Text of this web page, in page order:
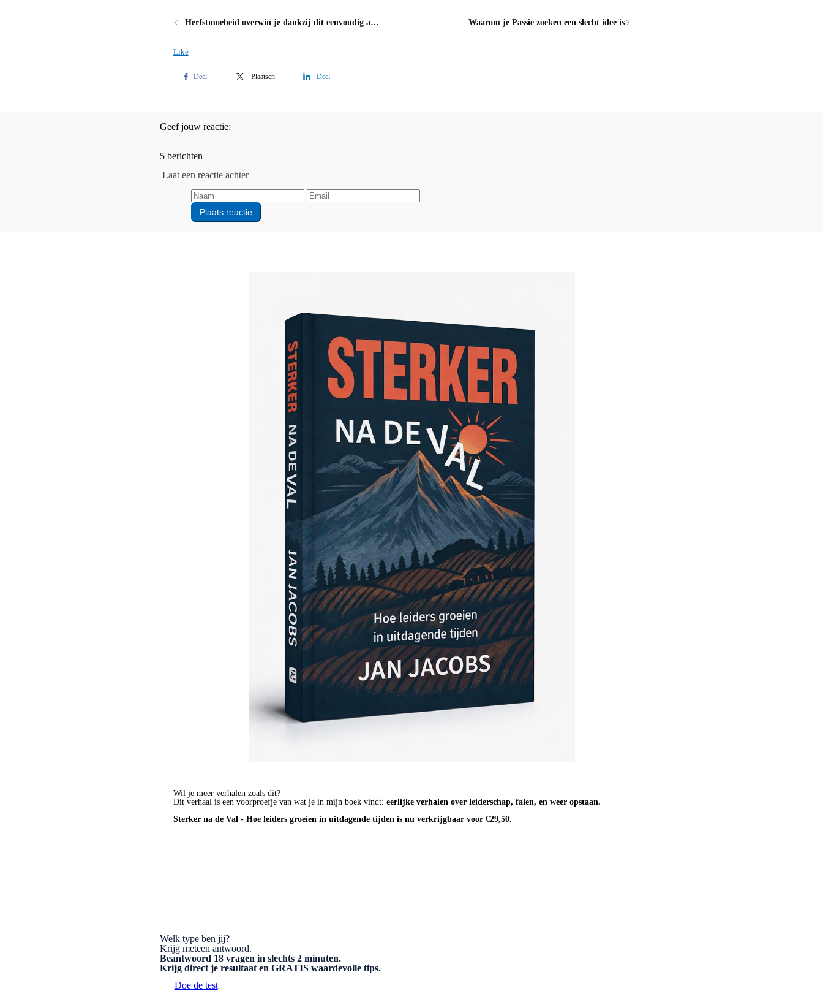
Herfstmoeheid overwin je dankzij dit eenvoudig advies Waarom je Passie zoeken een slecht idee is
Like
Deel Plaatsen Deel
Geef jouw reactie:
5 berichten
Laat een reactie achter
Wil je meer verhalen zoals dit?
Dit verhaal is een voorproefje van wat je in mijn boek vindt: eerlijke verhalen over leiderschap, falen, en weer opstaan.
Sterker na de Val - Hoe leiders groeien in uitdagende tijden is nu verkrijgbaar voor €29,50.
Welk type ben jij?
Krijg meteen antwoord.
Beantwoord 18 vragen in slechts 2 minuten.
Krijg direct je resultaat en GRATIS waardevolle tips.
Doe de test